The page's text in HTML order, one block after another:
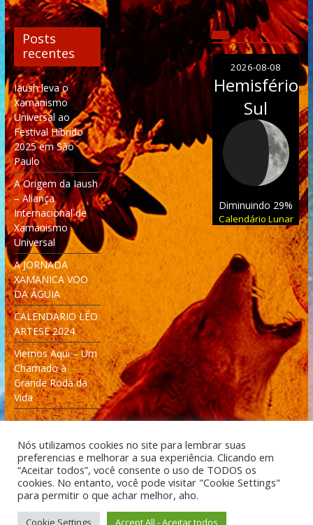
Posts
recentes
Iaush leva o
Xamanismo
Universal ao
Festival Híbrido
2025 em São
Paulo
A Origem da Iaush
– Aliança
Internacional de
Xamanismo
Universal
A JORNADA
XAMANICA VOO
DA ÁGUIA
CALENDARIO LÉO
ARTESE 2024
Viemos Aqui – Um
Chamado à
Grande Roda da
Vida
2026-08-08
Hemisfério
Sul
Diminuindo 29%
Calendário Lunar
Desenvolvido: Moleculas4D - Engenharia Espacial e
Tecnologia [moleculas4d.com.br]
Nós utilizamos cookies no site para lembrar suas
preferencias e melhorar a sua experiência. Clicando em
“Aceitar todos”, você consente o uso de TODOS os
cookies. No entanto, você pode visitar "Cookie Settings"
para permitir o que achar melhor, aho.
Cookie Settings Accept All - Aceitar todos